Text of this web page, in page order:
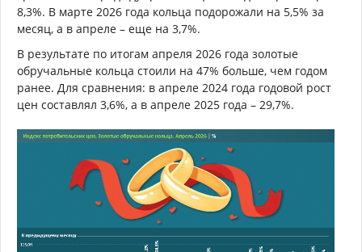
8,3%. В марте 2026 года кольца подорожали на 5,5% за
месяц, а в апреле – еще на 3,7%.
В результате по итогам апреля 2026 года золотые
обручальные кольца стоили на 47% больше, чем годом
ранее. Для сравнения: в апреле 2024 года годовой рост
цен составлял 3,6%, а в апреле 2025 года – 29,7%.